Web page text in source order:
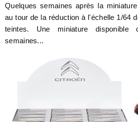
Quelques semaines après la
au tour de la réduction à l'échelle 1/64
teintes. Une miniature disponible
semaines...